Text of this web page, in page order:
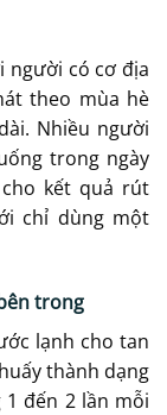
người có cơ địa
theo mùa hè
Nhiều người
trong ngày
kết quả rút
chỉ dùng một
trong
lạnh cho tan
thành dạng
đến 2 lần mỗi